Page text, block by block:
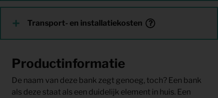
Transport- en installatiekosten
Productinformatie
De naam van deze bank zegt genoeg, toch? Een bank
als deze staat als een duidelijk element in huis. Een